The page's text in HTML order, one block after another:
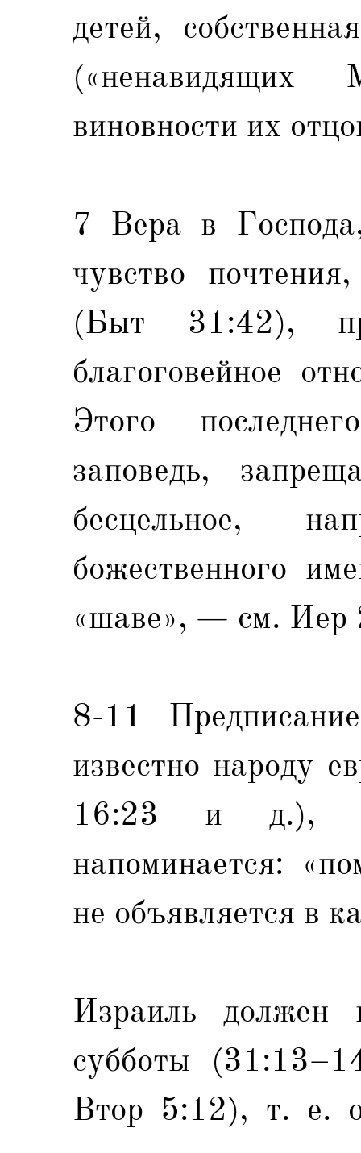
детей,
виновности их
7 Вера в
чувство
(Быт 31:42),
благоговейное
Этого
заповедь,
бесцельное,
божественного
«шаве», — см.
8-11
известно народу
16:23 и д.),
напоминается:
не объявляется в
Израиль должен
субботы
Втор 5:12), т. е.